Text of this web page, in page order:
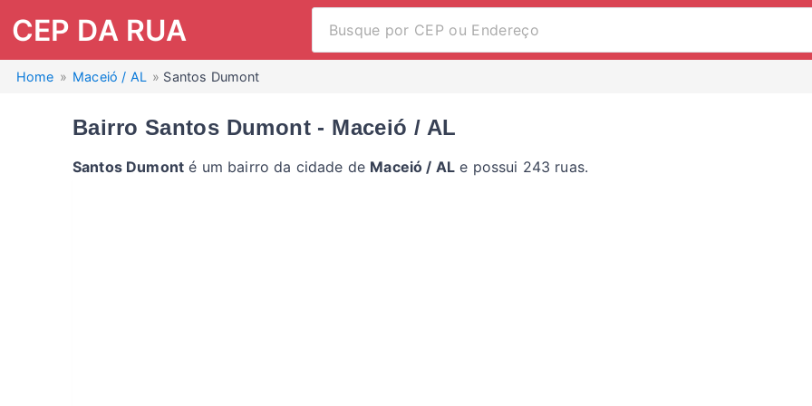
CEP DA RUA
Home Maceió / AL Santos Dumont
Bairro Santos Dumont - Maceió / AL
Santos Dumont é um bairro da cidade de Maceió / AL e possui 243 ruas.